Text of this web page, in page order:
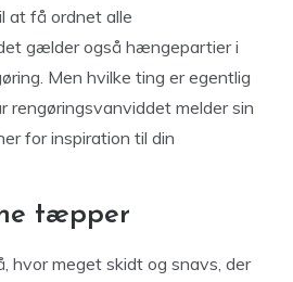
at få ordnet alle
gælder også hængepartier i
Men hvilke ting er egentlig
rengøringsvanviddet melder sin
for inspiration til din
tæpper
hvor meget skidt og snavs, der